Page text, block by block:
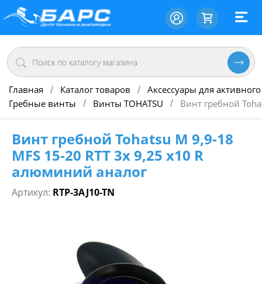
Главная / Каталог товаров / Аксессуары для
Гребные винты
/ Винты TOHATSU / Винт гребной
Винт гребной Tohatsu M 9,9-18
MFS 15-20 RTT 3х 9,25 х10 R
алюминий аналог
Артикул: RTP-3AJ10-TN